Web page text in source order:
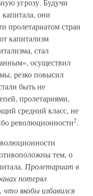
угрозу. Будучи
они
пролетариатом стран
капитализм
стал
осуществил
резко повысил
быть не
пролетариями,
средний класс, не
революционности2.
тем, о
Пролетариат в
потерял
якобы избавился